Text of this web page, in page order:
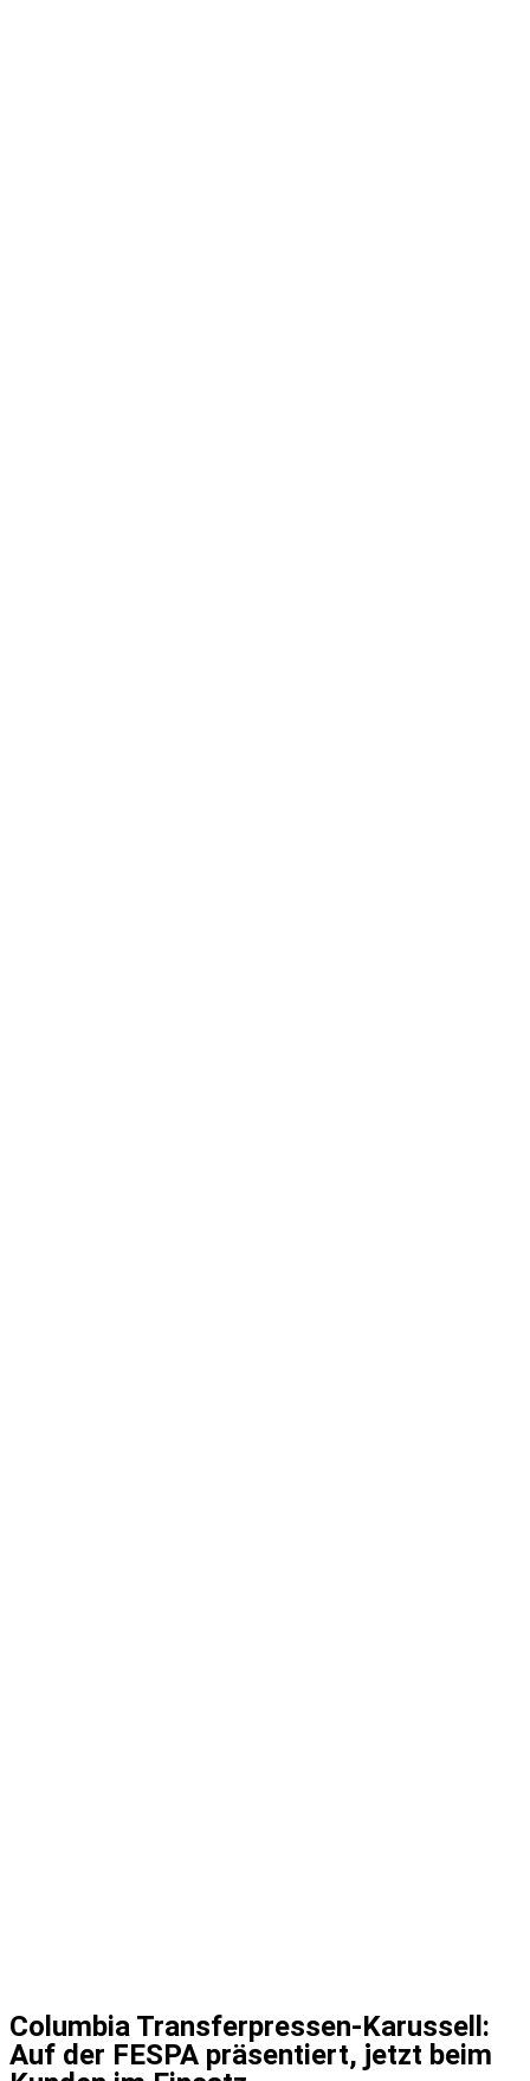
Columbia Transferpressen-Karussell:
Auf der FESPA präsentiert, jetzt beim